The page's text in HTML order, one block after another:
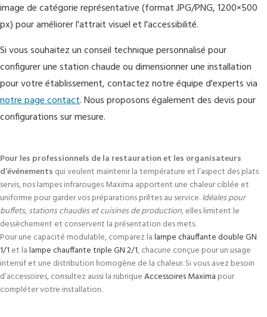
image de catégorie représentative (format JPG/PNG, 1200×500
px) pour améliorer l'attrait visuel et l'accessibilité.
Si vous souhaitez un conseil technique personnalisé pour
configurer une station chaude ou dimensionner une installation
pour votre établissement, contactez notre équipe d'experts via
notre page contact. Nous proposons également des devis pour
configurations sur mesure.
Pour les professionnels de la restauration et les organisateurs
d’événements qui veulent maintenir la température et l’aspect des plats
servis, nos lampes infrarouges Maxima apportent une chaleur ciblée et
uniforme pour garder vos préparations prêtes au service.Idéales pour
buffets, stations chaudes et cuisines de production, elles limitent le
dessèchement et conservent la présentation des mets.
Pour une capacité modulable, comparez lalampe chauffante double GN
1/1 et lalampe chauffante triple GN 2/1, chacune conçue pour un usage
intensif et une distribution homogène de la chaleur. Si vous avez besoin
d’accessoires, consultez aussi la rubriqueAccessoires Maxima pour
compléter votre installation.